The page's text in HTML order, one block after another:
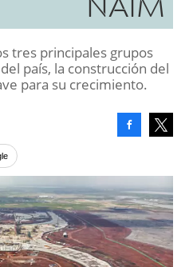
tres principales grupos
país, la construcción del
para su crecimiento.